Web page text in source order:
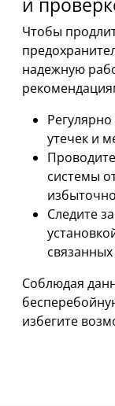
Чтобы
надежную
утечек и
системы
Следите
Соблюдая
избегите